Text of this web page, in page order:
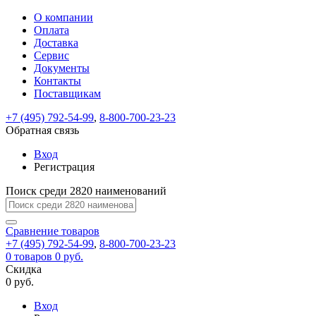
ВходРегистрация
Только
test@example.com
отправлена
по
ней
для
регистрации.
Ок
Только
Запомнить
меня
Забыли
Восстановление
пароля
Заполните
форму.
Мы
отправим
ссылку
на
указанный
электронный
адрес,
перейдя
по
которой
вы
новый
На
вашу
test@test.ru
отправлена
ссылка.
Перейдите
по
для
смены
пароля.
Введите
новый
пароль
Сменить
Пароль
успешно
Войти
Обратная
связь
Сообщение
пользовательского
соглашения
Ваше
сообщение
успешно
О компании
Оплата
Доставка
Сервис
Документы
Контакты
Поставщикам
+7 (495) 792-54-99, 8-800-700-23-23
Обратная связь
Вход
Регистрация
Поиск среди 2820 наименований
Сравнение товаров
+7 (495) 792-54-99, 8-800-700-23-23
0 товаров 0 руб.
Скидка
0 руб.
Вход